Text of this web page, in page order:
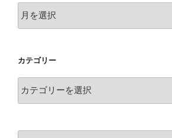
ー
ブ
カテゴリー
テ